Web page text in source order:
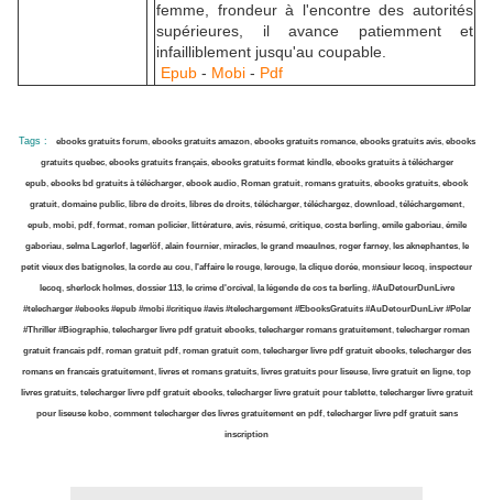
femme, frondeur à l'encontre des autorités
supérieures, il avance patiemment et
infailliblement jusqu'au coupable.
Epub - Mobi - Pdf
Tags : ebooks gratuits forum, ebooks gratuits amazon,ebooks gratuits romance, ebooks gratuits avis, ebooks
gratuits quebec, ebooks gratuits français, ebooks gratuits format kindle, ebooks gratuits à télécharger
epub, ebooks bd gratuits à télécharger, ebook audio, Roman gratuit, romans gratuits, ebooks gratuits, ebook
gratuit, domaine public, libre de droits, libres de droits, télécharger, téléchargez, download , téléchargement,
epub, mobi, pdf,format, roman policier, littérature, avis, résumé, critique, costa berling, emile gaboriau, émile
gaboriau, selma Lagerlof, lagerlöf, alain fournier, miracles, le grand meaulnes, roger farney, les aknephantes, le
petit vieux des batignoles, la corde au cou, l'affaire le rouge, lerouge, la clique dorée, monsieur lecoq, inspecteur
lecoq, sherlock holmes, dossier 113, le crime d'orcival, la légende de cos ta berling,#AuDetourDunLivre
#telecharger #ebooks #epub #mobi #critique #avis #telechargement #EbooksGratuits #AuDetourDunLivr #Polar
#Thriller #Biographie, telecharger livre pdf gratuit ebooks, telecharger romans gratuitement, telecharger roman
gratuit francais pdf, roman gratuit pdf, roman gratuit com,telecharger livre pdf gratuit ebooks, telecharger des
romans en francais gratuitement, livres et romans gratuits, livres gratuits pour liseuse, livre gratuit en ligne, top
livres gratuits, telecharger livre pdf gratuit ebooks, telecharger livre gratuit pour tablette, telecharger livre gratuit
pour liseuse kobo, comment telecharger deslivres gratuitement en pdf, telecharger livre pdf gratuit sans
inscription